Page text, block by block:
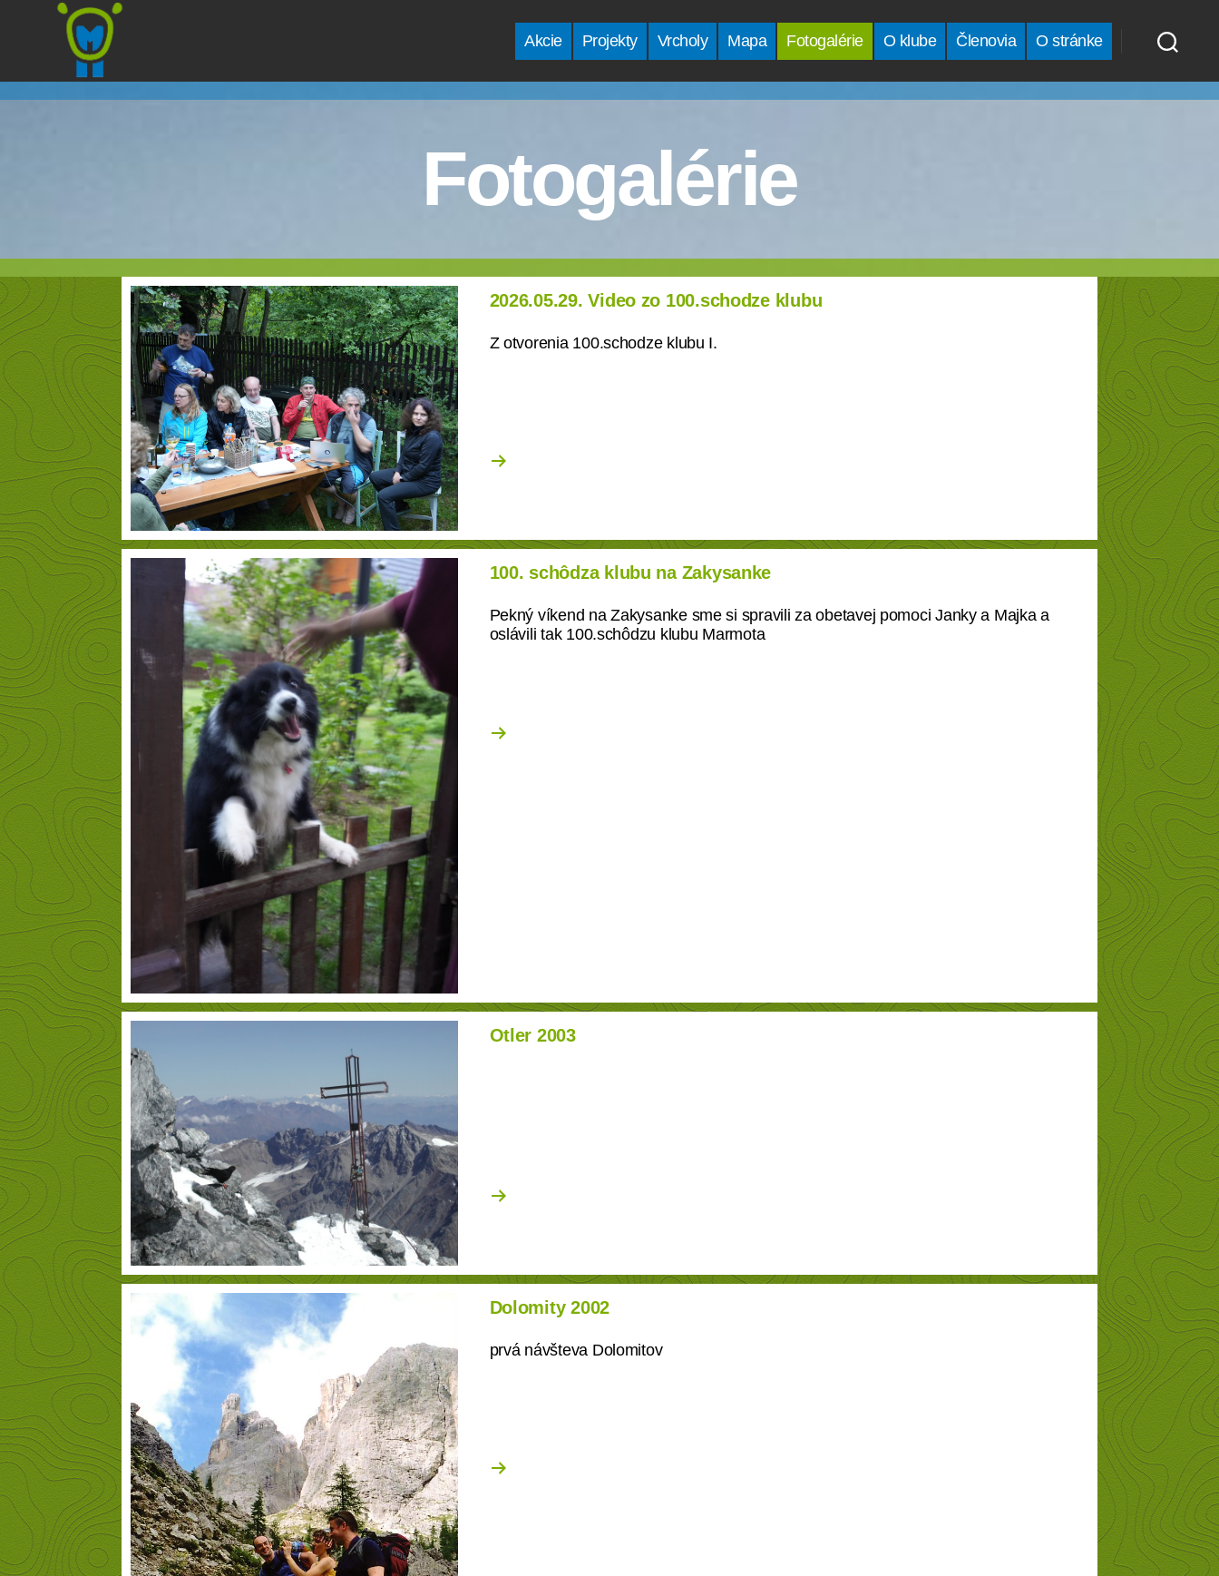
Akcie Projekty Vrcholy Mapa Fotogalérie O klube Členovia O stránke
Fotogalérie
2026.05.29. Video zo 100.schodze klubu
Z otvorenia 100.schodze klubu I.
100. schôdza klubu na Zakysanke
Pekný víkend na Zakysanke sme si spravili za obetavej pomoci Janky a Majka a
oslávili tak 100.schôdzu klubu Marmota
Otler 2003
Dolomity 2002
prvá návšteva Dolomitov